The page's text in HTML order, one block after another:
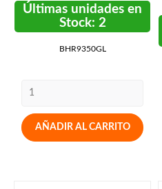
Últimas unidades en
Stock: 2
BHR9350GL
AÑADIR AL CARRITO